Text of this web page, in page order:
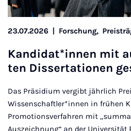
23.07.2026 Forschung,
Kan­di­dat*in­nen mit
ten Dis­ser­ta­ti­o­nen
Das Präsidium vergibt jährlich
Wissenschaftler*innen in frühen
Promotionsverfahren mit
Auszeichnung“ an der Universität